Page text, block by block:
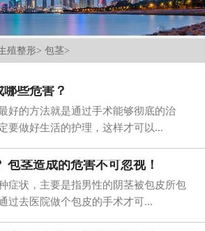
殖整形> 包茎>
些危害？
好的方法就是通过手术能够彻底的治
要做好生活的护理，这样才可以...
包茎造成的危害不可忽视！
症状，主要是指男性的阴茎被包皮所包
过去医院做个包皮的手术才可...